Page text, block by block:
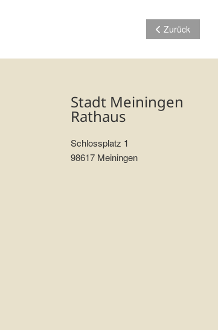
Vorheriger
Zurück
Stadt Meiningen
Rathaus
Schlossplatz 1
98617 Meiningen